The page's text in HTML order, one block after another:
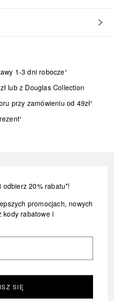
1-3 dni robocze¹
lub z Douglas Collection
przy zamówieniu od 49zł¹
20% rabatu*!
promocjach, nowych
kody rabatowe i
SIĘ